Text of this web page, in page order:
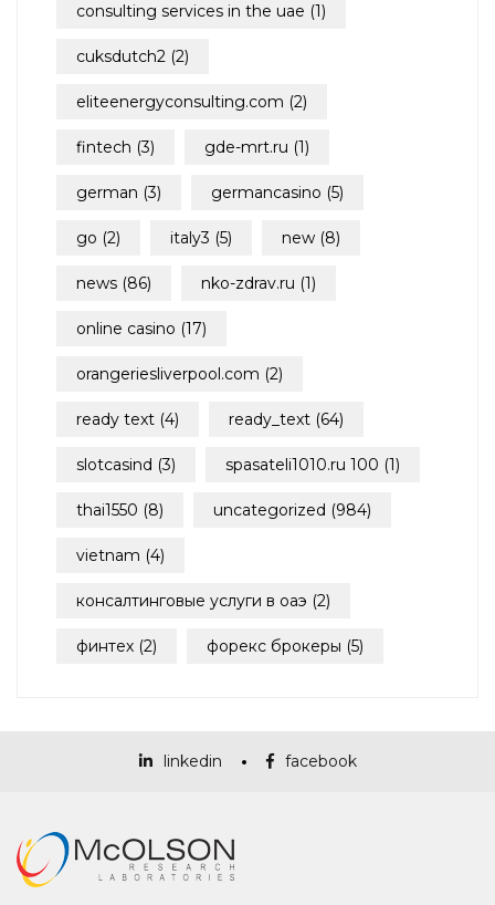
consulting services in the uae (1)
cuksdutch2 (2)
eliteenergyconsulting.com (2)
fintech (3) gde-mrt.ru (1)
german (3) germancasino (5)
go (2) italy3 (5) new (8)
news (86) nko-zdrav.ru (1)
online casino (17)
orangeriesliverpool.com (2)
ready text (4) ready_text (64)
slotcasind (3) spasateli1010.ru 100 (1)
thai1550 (8) uncategorized (984)
vietnam (4)
консалтинговые услуги в оаэ (2)
финтех (2) форекс брокеры (5)
linkedin facebook